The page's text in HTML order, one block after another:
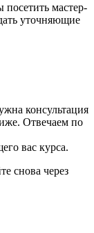
мастер-
уточняющие
консультация
Отвечаем по
вас курса.
снова через